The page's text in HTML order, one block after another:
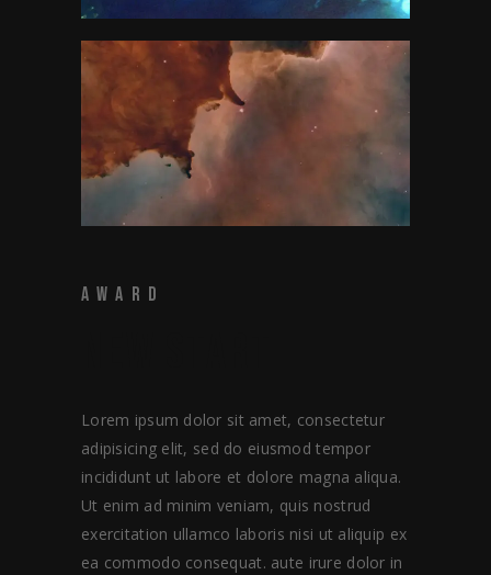
AWARD
Lorem ipsum dolor sit amet, consectetur
adipisicing elit, sed do eiusmod tempor
incididunt ut labore et dolore magna aliqua.
Ut enim ad minim veniam, quis nostrud
exercitation ullamco laboris nisi ut aliquip ex
ea commodo consequat. aute irure dolor in